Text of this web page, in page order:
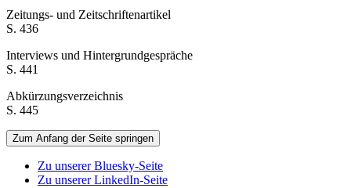
Zeitungs- und Zeitschriftenartikel
S. 436
Interviews und Hintergrundgespräche
S. 441
Abkürzungsverzeichnis
S. 445
Zum Anfang der Seite springen
Zu unserer Bluesky-Seite
Zu unserer LinkedIn-Seite